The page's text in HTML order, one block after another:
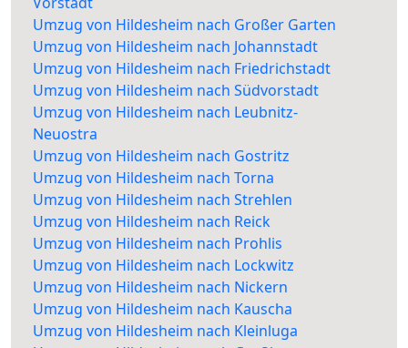
Umzug von Hildesheim nach Großer Garten
Umzug von Hildesheim nach Johannstadt
Umzug von Hildesheim nach Friedrichstadt
Umzug von Hildesheim nach Südvorstadt
Umzug von Hildesheim nach Leubnitz-
Neuostra
Umzug von Hildesheim nach Gostritz
Umzug von Hildesheim nach Torna
Umzug von Hildesheim nach Strehlen
Umzug von Hildesheim nach Reick
Umzug von Hildesheim nach Prohlis
Umzug von Hildesheim nach Lockwitz
Umzug von Hildesheim nach Nickern
Umzug von Hildesheim nach Kauscha
Umzug von Hildesheim nach Kleinluga